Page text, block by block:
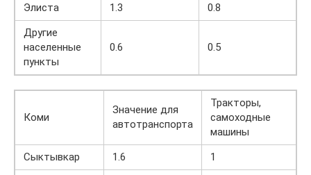
Элиста
1.3
0.8
Другие
населенные
пункты
0.6 0.5
Коми
Значение для
автотранспорта
Тракторы,
самоходные
машины
Сыктывкар
1.6
1